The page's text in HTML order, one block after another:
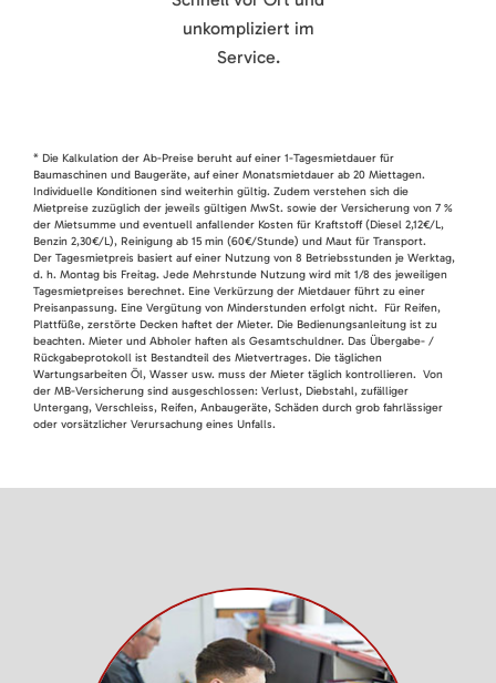
unkompliziert im
Service.
* Die Kalkulation der Ab-Preise beruht auf einer 1-Tagesmietdauer für
Baumaschinen und Baugeräte, auf einer Monatsmietdauer ab 20 Miettagen.
Individuelle Konditionen sind weiterhin gültig. Zudem verstehen sich die
Mietpreise zuzüglich der jeweils gültigen MwSt. sowie der Versicherung von 7 %
der Mietsumme und eventuell anfallender Kosten für Kraftstoff (Diesel 2,12€/L,
Benzin 2,30€/L), Reinigung ab 15 min (60€/Stunde) und Maut für Transport.
Der Tagesmietpreis basiert auf einer Nutzung von 8 Betriebsstunden je Werktag,
d. h. Montag bis Freitag. Jede Mehrstunde Nutzung wird mit 1/8 des jeweiligen
Tagesmietpreises berechnet. Eine Verkürzung der Mietdauer führt zu einer
Preisanpassung. Eine Vergütung von Minderstunden erfolgt nicht. Für Reifen,
Plattfüße, zerstörte Decken haftet der Mieter. Die Bedienungsanleitung ist zu
beachten. Mieter und Abholer haften als Gesamtschuldner. Das Übergabe- /
Rückgabeprotokoll ist Bestandteil des Mietvertrages. Die täglichen
Wartungsarbeiten Öl, Wasser usw. muss der Mieter täglich kontrollieren. Von
der MB-Versicherung sind ausgeschlossen: Verlust, Diebstahl, zufälliger
Untergang, Verschleiss, Reifen, Anbaugeräte, Schäden durch grob fahrlässiger
oder vorsätzlicher Verursachung eines Unfalls.